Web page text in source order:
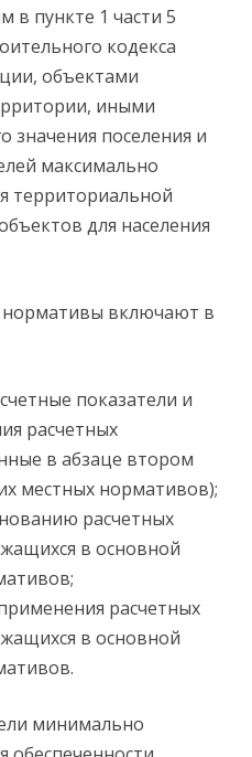
в пункте 1 части 5
кодекса
объектами
иными
значения поселения и
максимально
территориальной
для населения
нормативы включают в
показатели и
расчетных
в абзаце втором
местных нормативов);
расчетных
в основной
расчетных
в основной
минимально